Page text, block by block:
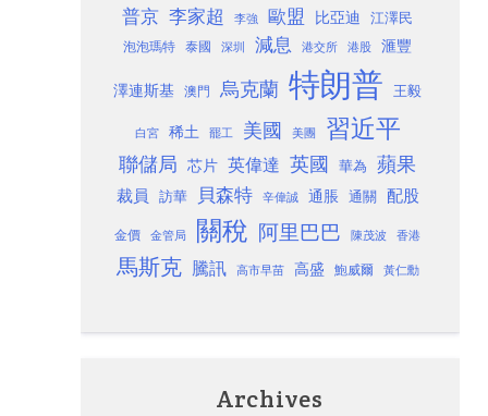
普京 李家超 李強 歐盟 比亞迪 江澤民
泡泡瑪特 泰國 深圳 減息 港交所 港股 滙豐
澤連斯基 澳門 烏克蘭 特朗普 王毅
白宮 稀土 罷工 美國 美團 習近平
聯儲局 芯片 英偉達 英國 華為 蘋果
裁員 訪華 貝森特 辛偉誠 通脹 通關 配股
金價 金管局 關稅 阿里巴巴 陳茂波 香港
馬斯克 騰訊 高市早苗 高盛 鮑威爾 黃仁勳
Archives